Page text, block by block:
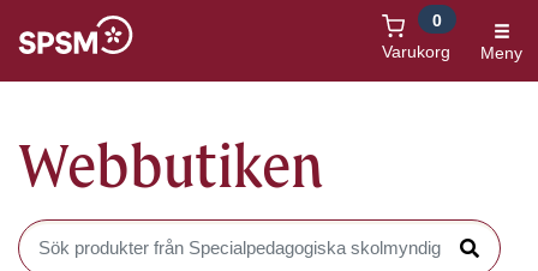
Varukorg
0
Meny
Webbutiken
Sök produkter i Webbutiken
Sök